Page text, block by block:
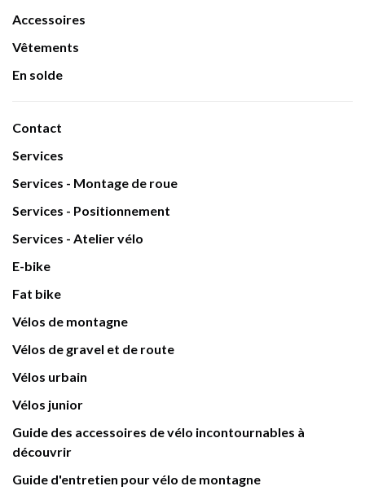
Accessoires
Vêtements
En solde
Contact
Services
Services - Montage de roue
Services - Positionnement
Services - Atelier vélo
E-bike
Fat bike
Vélos de montagne
Vélos de gravel et de route
Vélos urbain
Vélos junior
Guide des accessoires de vélo incontournables à
découvrir
Guide d'entretien pour vélo de montagne